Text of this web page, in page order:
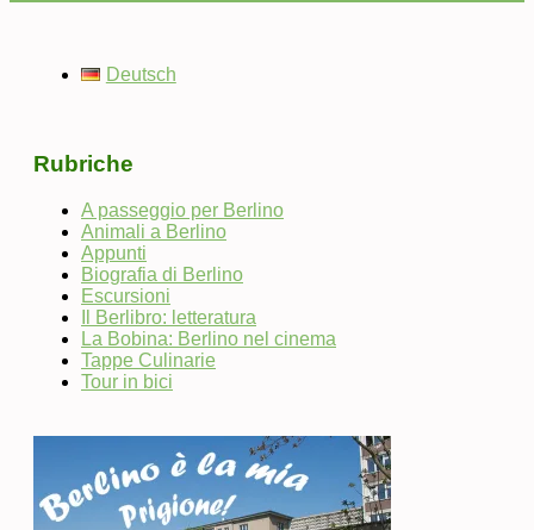
Deutsch
Rubriche
A passeggio per Berlino
Animali a Berlino
Appunti
Biografia di Berlino
Escursioni
Il Berlibro: letteratura
La Bobina: Berlino nel cinema
Tappe Culinarie
Tour in bici